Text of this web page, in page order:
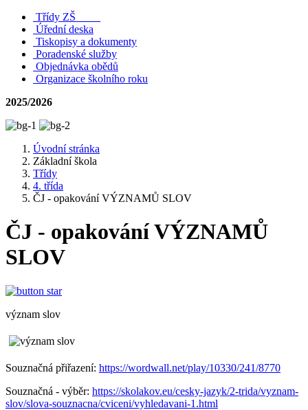
Třídy ZŠ
Úřední deska
Tiskopisy a dokumenty
Poradenské služby
Objednávka obědů
Organizace školního roku
2025/2026
Úvodní stránka
Základní škola
Třídy
4. třída
ČJ - opakování VÝZNAMŮ SLOV
ČJ - opakování VÝZNAMŮ
SLOV
význam slov
Souznačná přiřazení: https://wordwall.net/play/10330/241/8770
Souznačná - výběr: https://skolakov.eu/cesky-jazyk/2-trida/vyznam-
slov/slova-souznacna/cviceni/vyhledavani-1.html